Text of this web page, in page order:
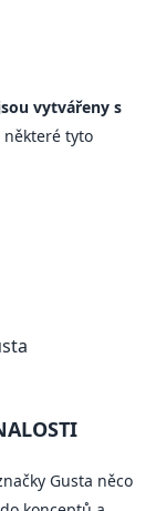
vytvářeny s
tyto
Gusta něco